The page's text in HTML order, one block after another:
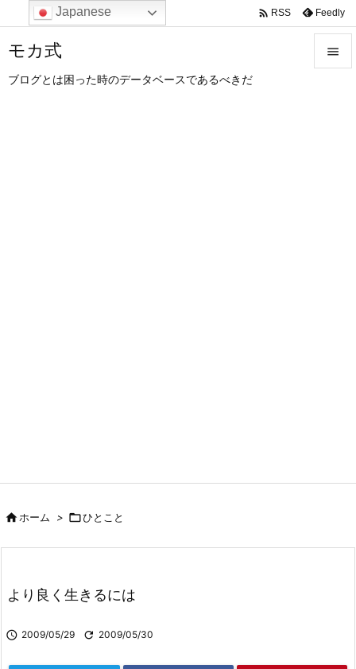
モカ式
ブログとは困った時のデータベースであるべきだ

 RSS Feedly
ホーム > ひとこと
より良く生きるには
 2009/05/29  2009/05/30
Japanese